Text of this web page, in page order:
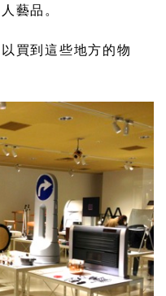
藝品。
買到這些地方的物